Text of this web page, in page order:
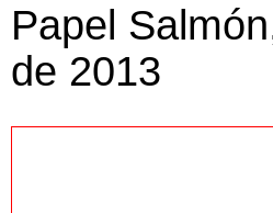
Papel
de 2013